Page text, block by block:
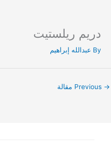
Skip
content
دريم ريلستيت
By عبدالله إبراهيم
→